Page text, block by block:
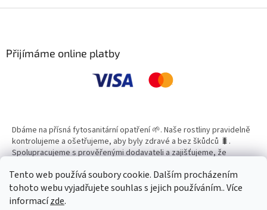
Tento web používá soubory cookie. Dalším procházením
tohoto webu vyjadřujete souhlas s jejich používáním.. Více
informacízde.
Přijímáme online platby
Dbáme na přísná fytosanitární opatření 🌱. Naše rostliny pravidelně
kontrolujeme a ošetřujeme, aby byly zdravé a bez škůdců 🐛.
Spolupracujeme s prověřenými dodavateli a zajišťujeme, že